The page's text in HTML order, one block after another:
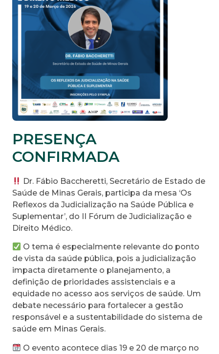
PRESENÇA
CONFIRMADA
Dr. Fábio Baccheretti, Secretário de Estado de
Saúde de Minas Gerais, participa da mesa ‘Os
Reflexos da Judicialização na Saúde Pública e
Suplementar’, do II Fórum de Judicialização e
Direito Médico.
O tema é especialmente relevante do ponto
de vista da saúde pública, pois a judicialização
impacta diretamente o planejamento, a
definição de prioridades assistenciais e a
equidade no acesso aos serviços de saúde. Um
debate necessário para fortalecer a gestão
responsável e a sustentabilidade do sistema de
saúde em Minas Gerais.
O evento acontece dias 19 e 20 de março no